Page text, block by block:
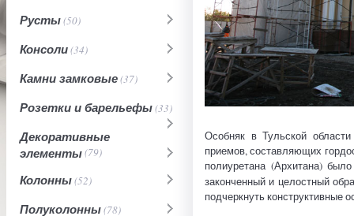
Русты(50)
Консоли(34)
Камни замковые(37)
Розетки и барельефы(33)
Декоративные
элементы(79)
Колонны(52)
Полуколонны(78)
Особняк в Тульской
приемов, составляющих
полиуретана (Архитана)
законченный и целостный
подчеркнуть конструктивные